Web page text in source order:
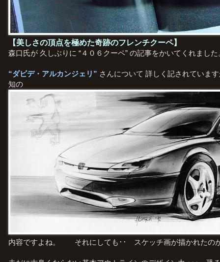
【美しさの頂点を極めた奇跡のフレンチクーペ】
森口氏が 久しぶりに “４０６クーペ” の記事をかいてくれました
“ダビデ・アルカンジェリ” さんについて 詳しく記されていま
知の
内容ですよね。 それにしても･･ スケッチ画が描かれたの